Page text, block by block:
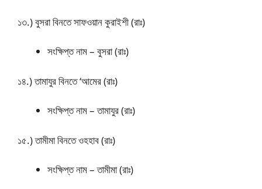
১৩.) বুসরা বিনতে সাফওয়ান কুরাইশী (রাঃ)
সংক্ষিপ্ত নাম – বুসরা (রাঃ)
১৪.) তামাযুর বিনতে ‘আমের (রাঃ)
সংক্ষিপ্ত নাম – তামাযুর (রাঃ)
১৫.) তামীমা বিনতে ওহহাব (রাঃ)
সংক্ষিপ্ত নাম – তামীমা (রাঃ)